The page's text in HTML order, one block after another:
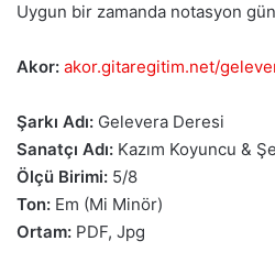
Uygun bir zamanda notasyon
Akor: akor.gitaregitim.net/
Şarkı Adı: Gelevera Deresi
Sanatçı Adı: Kazım Koyuncu &
Ölçü Birimi: 5/8
Ton: Em (Mi Minör)
Ortam: PDF, Jpg